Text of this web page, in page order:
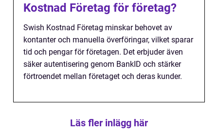
Kostnad Företag för företag?
Swish Kostnad Företag minskar behovet av
kontanter och manuella överföringar, vilket sparar
tid och pengar för företagen. Det erbjuder även
säker autentisering genom BankID och stärker
förtroendet mellan företaget och deras kunder.
Läs fler inlägg här